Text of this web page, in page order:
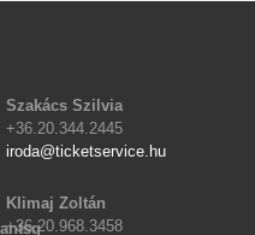
Szakács Szilvia
+36.20.344.2445
iroda@ticketservice.hu
Klimaj Zoltán
+36.20.968.3458